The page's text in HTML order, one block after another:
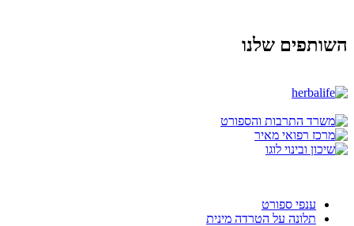
השותפים שלנו
ענפי ספורט
תלונה על הטרדה מינית